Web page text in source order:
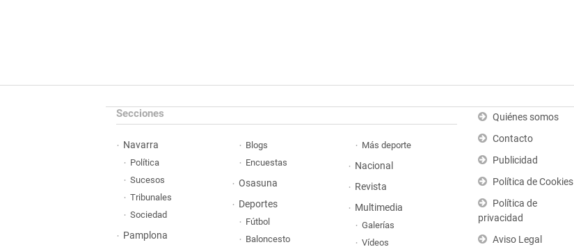
Secciones
Navarra
Política
Sucesos
Tribunales
Sociedad
Pamplona
Blogs
Encuestas
Osasuna
Deportes
Fútbol
Baloncesto
Más deporte
Nacional
Revista
Multimedia
Galerías
Vídeos
Quiénes somos
Contacto
Publicidad
Política de Cookies
Política de
privacidad
Aviso Legal